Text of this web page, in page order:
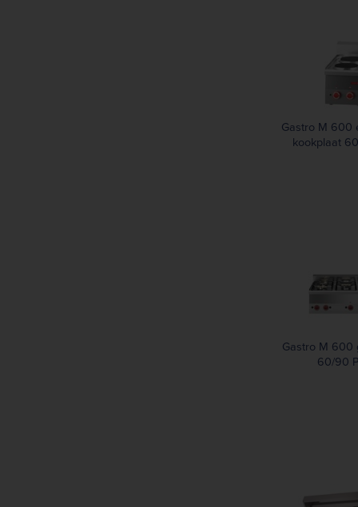
Gastro M 600
kookplaat
Gastro M 600
60/90